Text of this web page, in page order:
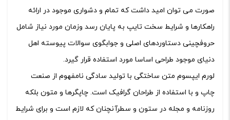
صورت می توان امید داشت که تمام و دشواری موجود در ارائه
راهکارها و شرایط سخت تایپ به پایان رسد وزمان مورد نیاز شامل
حروفچینی دستاوردهای اصلی و جوابگوی سوالات پیوسته اهل
دنیای موجود طراحی اساسا مورد استفاده قرار گیرد.
لورم ایپسوم متن ساختگی با تولید سادگی نامفهوم از صنعت
چاپ و با استفاده از طراحان گرافیک است. چاپگرها و متون بلکه
روزنامه و مجله در ستون و سطرآنچنان که لازم است و برای شرایط